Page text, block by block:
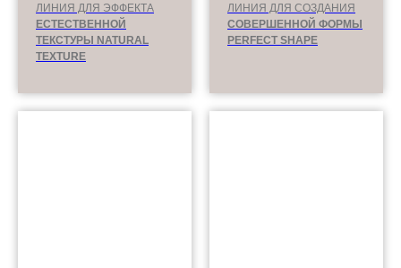
ЛИНИЯ ДЛЯ ЭФФЕКТА
ЕСТЕСТВЕННОЙ
ТЕКСТУРЫ NATURAL
TEXTURE
ЛИНИЯ ДЛЯ СОЗДАНИЯ
СОВЕРШЕННОЙ ФОРМЫ
PERFECT SHAPE